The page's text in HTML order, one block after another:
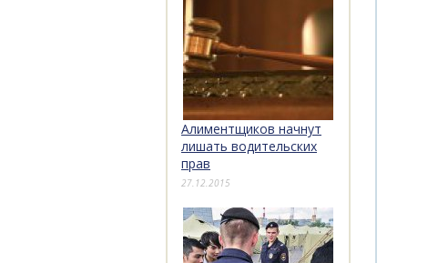
Алиментщиков начнут
лишать водительских
прав
27.12.2015